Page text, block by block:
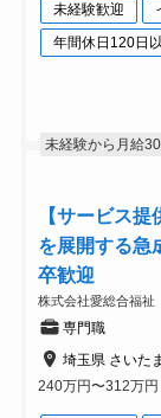
未経験歓迎
年間休日120日
未経験から月給
【サービス
を展開する急
卒歓迎
株式会社愛総合福祉
専門職
埼玉県 さいた
240万円〜312万円